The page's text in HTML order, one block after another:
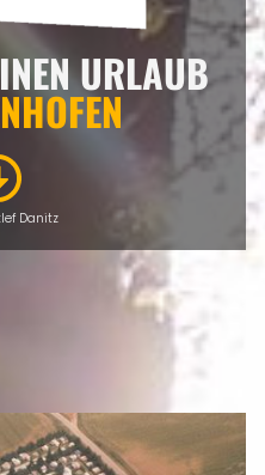
URLAUB
Danitz
erstellen >